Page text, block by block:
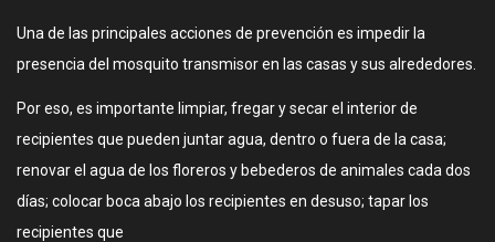
Una de las principales acciones de prevención es impedir la
presencia del mosquito transmisor en las casas y sus alrededores.
Por eso, es importante limpiar, fregar y secar el interior de
recipientes que pueden juntar agua, dentro o fuera de la casa;
renovar el agua de los floreros y bebederos de animales cada dos
días; colocar boca abajo los recipientes en desuso; tapar los
recipientes que